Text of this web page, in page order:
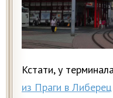
Кстати, у
из Праги в Либерец